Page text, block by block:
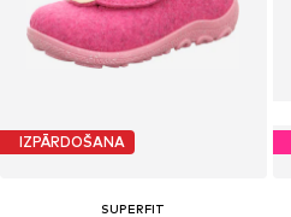
IZPĀRDOŠANA
SUPERFIT